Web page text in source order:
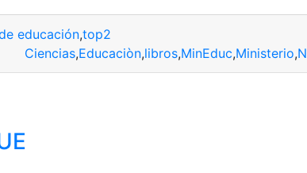
educación,top2
Ciencias,Educaciòn,libros,MinEduc,Ministerio,